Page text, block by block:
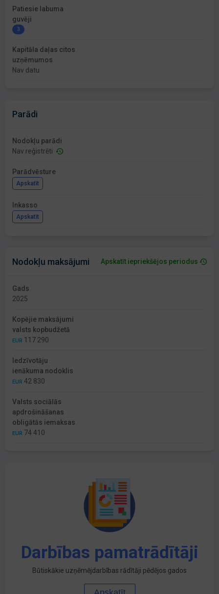
Patiesie labuma
guvēji
3
Kapitāla daļas citos
uzņēmumos
Nav datu
Parādi
Nodokļu parādi
Nav reģistrēti
Parādvēsture
Apskatīt
Inkasso
Apskatīt
Nodokļu maksājumi Apskatīt iepriekšējos periodus
Gads
2025
Kopējie maksājumi
valsts kopbudžetā
EUR 117 290
Iedzīvotāju
ienākuma nodoklis
EUR 42 830
Valsts sociālās
apdrošināšanas
obligātās iemaksas
EUR 74 410
Darbības pamatrādītāji
Būtiskākie uzņēmējdarbības rādītāji pēdējos gados